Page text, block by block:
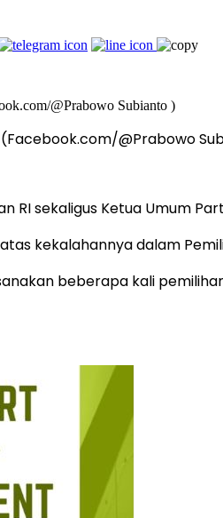
@Prabowo
RI sekaligus Ketua Umum
kekalahannya dalam
beberapa kali